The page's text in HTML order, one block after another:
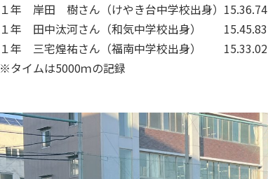
１年 岸田 樹さん（けやき台中学校出身）15.36.74
１年 田中汰河さん（和気中学校出身） 15.45.83
１年 三宅煌祐さん（福南中学校出身） 15.33.02
※タイムは5000ｍの記録